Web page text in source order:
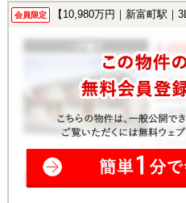
会員限定 【10,980万円｜新富町駅｜